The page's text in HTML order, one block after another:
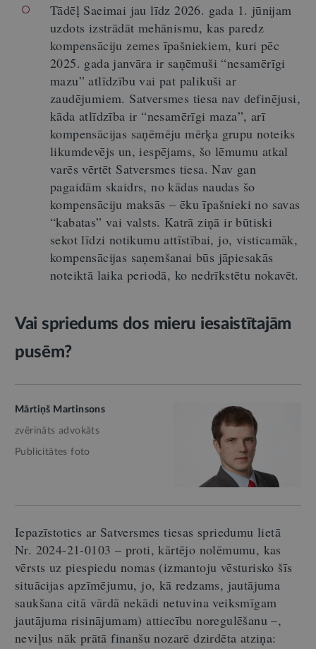
Tādēļ Saeimai jau līdz 2026. gada 1. jūnijam
uzdots izstrādāt mehānismu, kas paredz
kompensāciju zemes īpašniekiem, kuri pēc
2025. gada janvāra ir saņēmuši “nesamērīgi
mazu” atlīdzību vai pat palikuši ar
zaudējumiem. Satversmes tiesa nav definējusi,
kāda atlīdzība ir “nesamērīgi maza”, arī
kompensācijas saņēmēju mērķa grupu noteiks
likumdevējs un, iespējams, šo lēmumu atkal
varēs vērtēt Satversmes tiesa. Nav gan
pagaidām skaidrs, no kādas naudas šo
kompensāciju maksās – ēku īpašnieki no savas
“kabatas” vai valsts. Katrā ziņā ir būtiski
sekot līdzi notikumu attīstībai, jo, visticamāk,
kompensācijas saņemšanai būs jāpiesakās
noteiktā laika periodā, ko nedrīkstētu nokavēt.
Vai spriedums dos mieru iesaistītajām
pusēm?
Mārtiņš Martinsons
zvērināts advokāts
Publicitātes foto
Iepazīstoties ar Satversmes tiesas spriedumu lietā
Nr. 2024-21-0103 – proti, kārtējo nolēmumu, kas
vērsts uz piespiedu nomas (izmantoju vēsturisko šīs
situācijas apzīmējumu, jo, kā redzams, jautājuma
saukšana citā vārdā nekādi netuvina veiksmīgam
jautājuma risinājumam) attiecību noregulēšanu –,
neviļus nāk prātā finanšu nozarē dzirdēta atziņa: